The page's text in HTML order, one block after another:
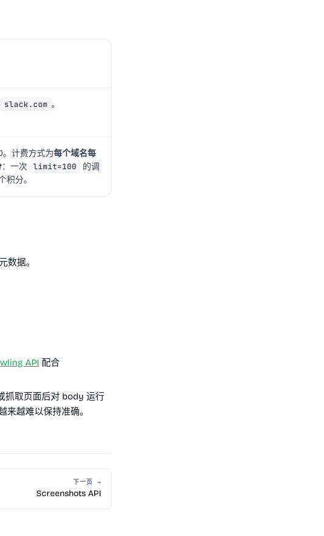
slack.com 。
。计费方式为每个域名每
：一次 limit=100
的调
积分。
数据。
API 配合
抓取页面后对 body 运行
越难以保持准确。
下一页 →
Screenshots API